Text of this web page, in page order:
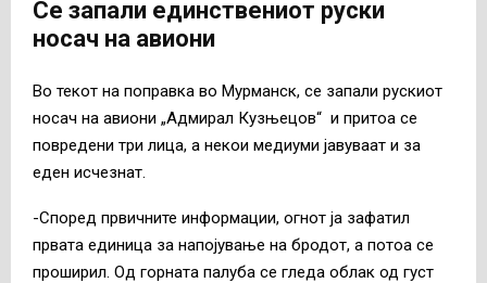
Се запали единствениот руски
носач на авиони
Во текот на поправка во Мурманск, се запали рускиот
носач на авиони „Адмирал Кузњецов“ и притоа се
повредени три лица, а некои медиуми јавуваат и за
еден исчезнат.
-Според првичните информации, огнот ја зафатил
првата единица за напојување на бродот, а потоа се
проширил. Од горната палуба се гледа облак од густ